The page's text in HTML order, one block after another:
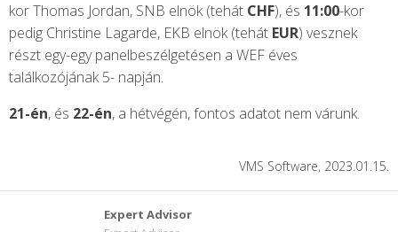
kor Thomas Jordan, SNB elnök (tehát CHF), és 11:00-kor
pedig Christine Lagarde, EKB elnök (tehát EUR) vesznek
részt egy-egy panelbeszélgetésen a WEF éves
találkozójának 5- napján.
21-én, és 22-én, a hétvégén, fontos adatot nem várunk.
VMS Software, 2023.01.15.
Expert Advisor